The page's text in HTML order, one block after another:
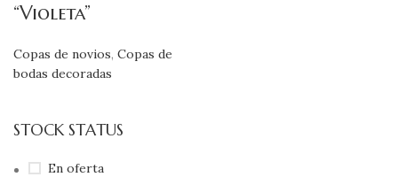
STOCK STATUS
En oferta
“Violeta”
Copas de novios, Copas de
bodas decoradas